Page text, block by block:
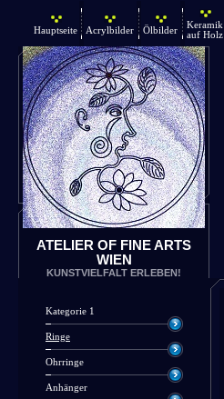
Hauptseite Acrylbilder Ölbilder
Keramik
auf Holz
ATELIER OF FINE ARTS
WIEN
KUNSTVIELFALT ERLEBEN!
Kategorie 1
Ringe
Ohrringe
Anhänger